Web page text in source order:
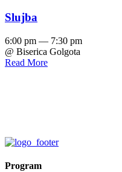
Slujba
6:00 pm — 7:30 pm
@ Biserica Golgota
Read More
Program